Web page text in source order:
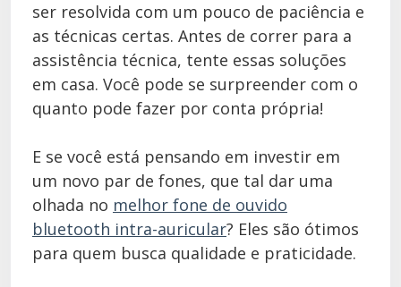
ser resolvida com um pouco de paciência e
as técnicas certas. Antes de correr para a
assistência técnica, tente essas soluções
em casa. Você pode se surpreender com o
quanto pode fazer por conta própria!
E se você está pensando em investir em
um novo par de fones, que tal dar uma
olhada no melhor fone de ouvido
bluetooth intra-auricular? Eles são ótimos
para quem busca qualidade e praticidade.